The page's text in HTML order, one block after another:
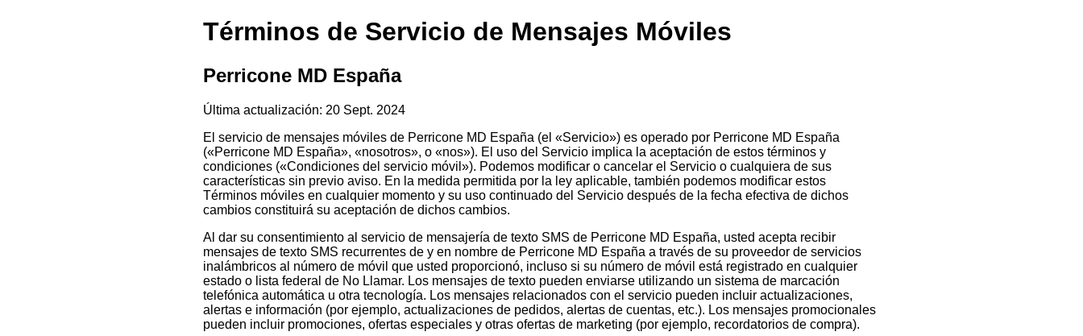
Términos de Servicio de Mensajes Móviles
Perricone MD España
Última actualización: 20 Sept. 2024
El servicio de mensajes móviles de Perricone MD España (el «Servicio») es operado por Perricone MD España
(«Perricone MD España», «nosotros», o «nos»). El uso del Servicio implica la aceptación de estos términos y
condiciones («Condiciones del servicio móvil»). Podemos modificar o cancelar el Servicio o cualquiera de sus
características sin previo aviso. En la medida permitida por la ley aplicable, también podemos modificar estos
Términos móviles en cualquier momento y su uso continuado del Servicio después de la fecha efectiva de dichos
cambios constituirá su aceptación de dichos cambios.
Al dar su consentimiento al servicio de mensajería de texto SMS de Perricone MD España, usted acepta recibir
mensajes de texto SMS recurrentes de y en nombre de Perricone MD España a través de su proveedor de servicios
inalámbricos al número de móvil que usted proporcionó, incluso si su número de móvil está registrado en cualquier
estado o lista federal de No Llamar. Los mensajes de texto pueden enviarse utilizando un sistema de marcación
telefónica automática u otra tecnología. Los mensajes relacionados con el servicio pueden incluir actualizaciones,
alertas e información (por ejemplo, actualizaciones de pedidos, alertas de cuentas, etc.). Los mensajes promocionales
pueden incluir promociones, ofertas especiales y otras ofertas de marketing (por ejemplo, recordatorios de compra).